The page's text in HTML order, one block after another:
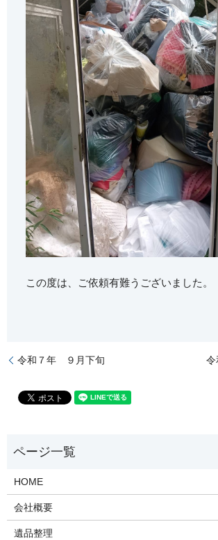
この度は、ご依頼有難うございました。
令和７年 ９月下旬
HOME
会社概要
遺品整理